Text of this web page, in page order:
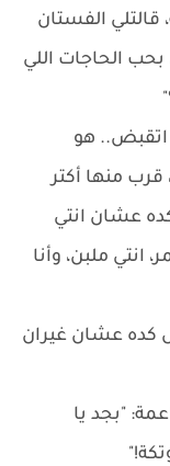
الفستان
الحاجات اللي
اتقبض.. هو
منها أكتر
عشان انتي
انتي ملبن، وأنا
كده عشان غيران
"بجد يا